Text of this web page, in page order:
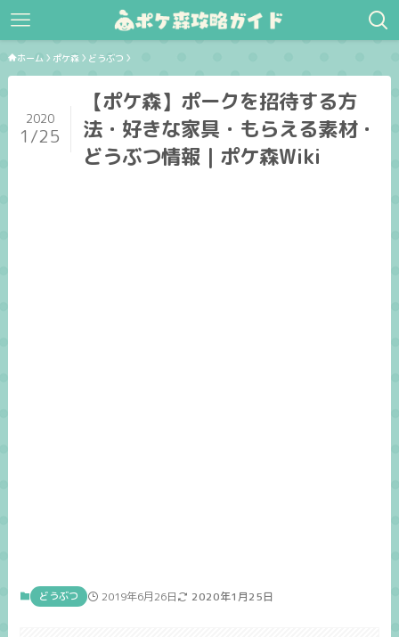
ホーム ポケ森 どうぶつ
【ポケ森】ポークを招待する方
法・好きな家具・もらえる素材・
どうぶつ情報｜ポケ森Wiki
2020
1/25
どうぶつ 2019年6月26日 2020年1月25日